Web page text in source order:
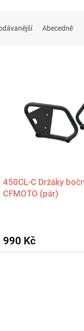
Abecedně
450CL‑C Držáky
CFMOTO (pár)
990 Kč